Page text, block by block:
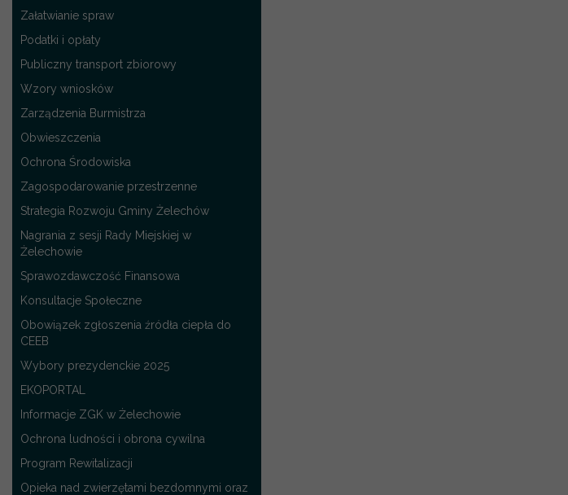
Załatwianie spraw
Podatki i opłaty
Publiczny transport zbiorowy
Wzory wniosków
Zarządzenia Burmistrza
Obwieszczenia
Ochrona Środowiska
Zagospodarowanie przestrzenne
Strategia Rozwoju Gminy Żelechów
Nagrania z sesji Rady Miejskiej w
Żelechowie
Sprawozdawczość Finansowa
Konsultacje Społeczne
Obowiązek zgłoszenia źródła ciepła do
CEEB
Wybory prezydenckie 2025
EKOPORTAL
Informacje ZGK w Żelechowie
Ochrona ludności i obrona cywilna
Program Rewitalizacji
Opieka nad zwierzętami bezdomnymi oraz